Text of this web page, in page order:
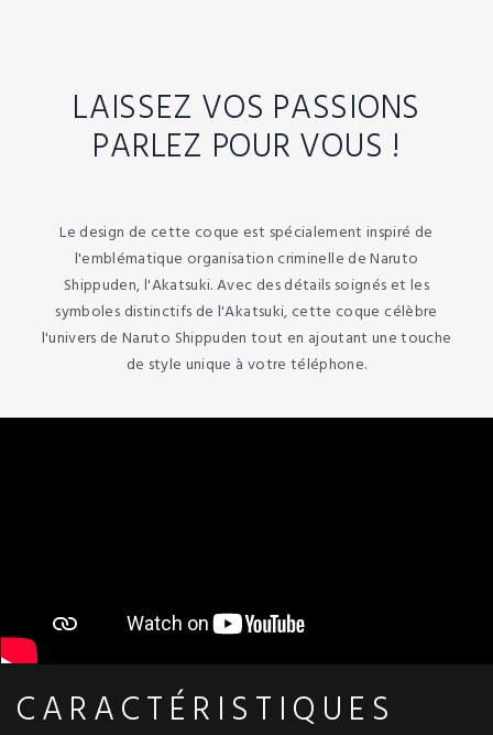
LAISSEZ VOS PASSIONS
PARLEZ POUR VOUS !
Le design de cette coque est spécialement inspiré de
l'emblématique organisation criminelle de Naruto
Shippuden, l'Akatsuki. Avec des détails soignés et les
symboles distinctifs de l'Akatsuki, cette coque célèbre
l'univers de Naruto Shippuden tout en ajoutant une touche
de style unique à votre téléphone.
CARACTÉRISTIQUES